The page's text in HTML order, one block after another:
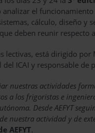
el funcionamiento
cálculo, diseño y
deben reunir
lectivas, está dirigido
ICAI y responsable
nuestras actividades
a los frigoristas e
Desde AEFYT
nuestra actividad y de
AEFYT.